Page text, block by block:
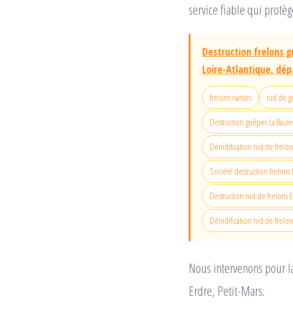
service fiable qui
Destruction frelons
Loire-Atlantique,
frelons nantes nid de
Destruction guêpes La
Dénidification nid de
Société destruction frelons
Destruction nid de frelons
Dénidification nid de
Nous intervenons pour
Erdre, Petit-Mars.